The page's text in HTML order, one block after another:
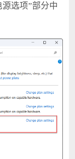
选项”部分中